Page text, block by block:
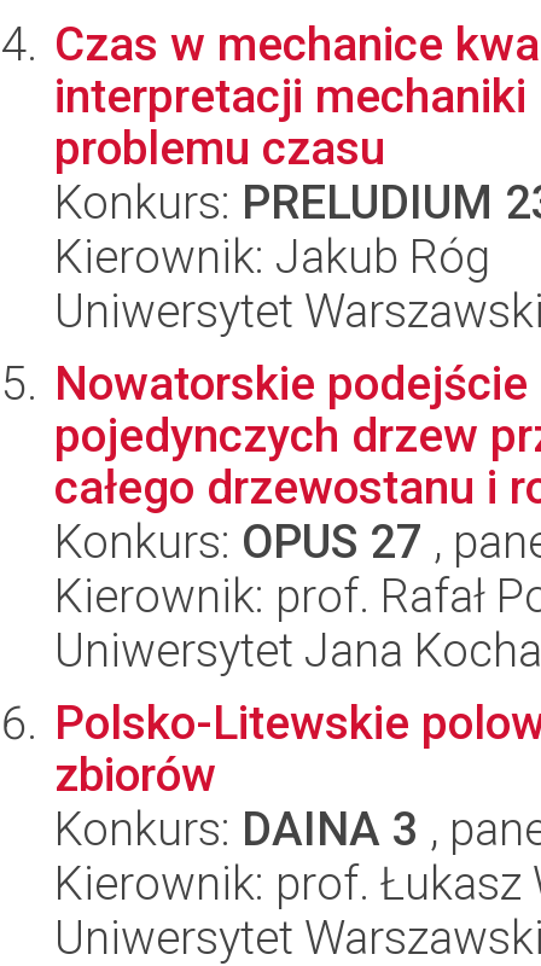
Czas w mechanice
interpretacji
problemu czasu
Konkurs: PRELUDIUM
Kierownik: Jakub Róg
Uniwersytet
Nowatorskie
pojedynczych drzew
całego drzewostanu i
Konkurs: OPUS 27 ,
Kierownik: prof. Rafał
Uniwersytet Jana
Polsko-Litewskie
zbiorów
Konkurs: DAINA 3 ,
Kierownik: prof. Łukasz
Uniwersytet